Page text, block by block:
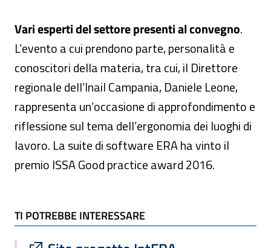
Vari esperti del settore presenti al convegno.
L’evento a cui prendono parte, personalità e
conoscitori della materia, tra cui, il Direttore
regionale dell’Inail Campania, Daniele Leone,
rappresenta un’occasione di approfondimento e
riflessione sul tema dell’ergonomia dei luoghi di
lavoro. La suite di software ERA ha vinto il
premio ISSA Good practice award 2016.
TI POTREBBE INTERESSARE
TI POTREBBE INTERESSARE